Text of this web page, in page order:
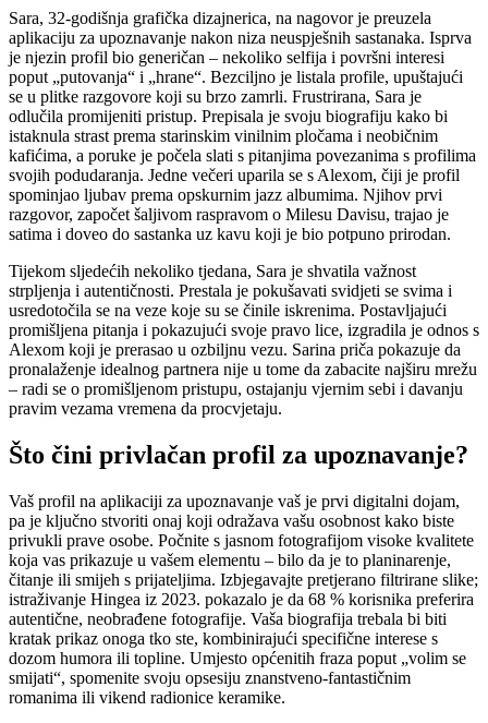
Sara, 32-godišnja grafička dizajnerica, na nagovor je preuzela
aplikaciju za upoznavanje nakon niza neuspješnih sastanaka. Isprva
je njezin profil bio generičan – nekoliko selfija i površni interesi
poput „putovanja“ i „hrane“. Bezciljno je listala profile, upuštajući
se u plitke razgovore koji su brzo zamrli. Frustrirana, Sara je
odlučila promijeniti pristup. Prepisala je svoju biografiju kako bi
istaknula strast prema starinskim vinilnim pločama i neobičnim
kafićima, a poruke je počela slati s pitanjima povezanima s profilima
svojih podudaranja. Jedne večeri uparila se s Alexom, čiji je profil
spominjao ljubav prema opskurnim jazz albumima. Njihov prvi
razgovor, započet šaljivom raspravom o Milesu Davisu, trajao je
satima i doveo do sastanka uz kavu koji je bio potpuno prirodan.
Tijekom sljedećih nekoliko tjedana, Sara je shvatila važnost
strpljenja i autentičnosti. Prestala je pokušavati svidjeti se svima i
usredotočila se na veze koje su se činile iskrenima. Postavljajući
promišljena pitanja i pokazujući svoje pravo lice, izgradila je odnos s
Alexom koji je prerasao u ozbiljnu vezu. Sarina priča pokazuje da
pronalaženje idealnog partnera nije u tome da zabacite najširu mrežu
– radi se o promišljenom pristupu, ostajanju vjernim sebi i davanju
pravim vezama vremena da procvjetaju.
Što čini privlačan profil za upoznavanje?
Vaš profil na aplikaciji za upoznavanje vaš je prvi digitalni dojam,
pa je ključno stvoriti onaj koji odražava vašu osobnost kako biste
privukli prave osobe. Počnite s jasnom fotografijom visoke kvalitete
koja vas prikazuje u vašem elementu – bilo da je to planinarenje,
čitanje ili smijeh s prijateljima. Izbjegavajte pretjerano filtrirane slike;
istraživanje Hingea iz 2023. pokazalo je da 68 % korisnika preferira
autentične, neobrađene fotografije. Vaša biografija trebala bi biti
kratak prikaz onoga tko ste, kombinirajući specifične interese s
dozom humora ili topline. Umjesto općenitih fraza poput „volim se
smijati“, spomenite svoju opsesiju znanstveno-fantastičnim
romanima ili vikend radionice keramike.